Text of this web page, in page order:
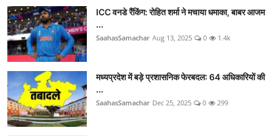
ICC वनडे रैंकिंग: रोहित शर्मा ने मचाया धमाका, बाबर आजम
...
SaahasSamachar Aug 13, 2025 0 1.4k
मध्यप्रदेश में बड़े प्रशासनिक फेरबदल: 64 अधिकारियों की
...
SaahasSamachar Dec 25, 2025 0 299